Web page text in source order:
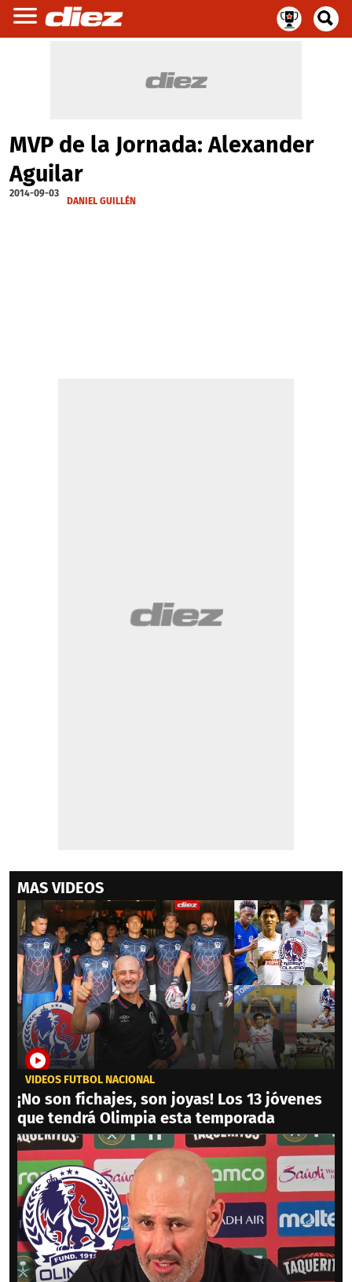
MVP de la Jornada: Alexander
Aguilar
2014-09-03
DANIEL GUILLÉN
MAS VIDEOS
VIDEOS FÚTBOL NACIONAL
¡No son fichajes, son joyas! Los 13 jóvenes
que tendrá Olimpia esta temporada